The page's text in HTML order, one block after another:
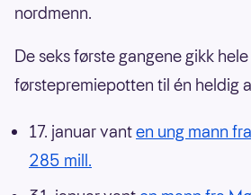
nordmenn.
De seks første gangene gikk hele
førstepremiepotten til én heldig
17. januar vanten ung mann
285 mill.